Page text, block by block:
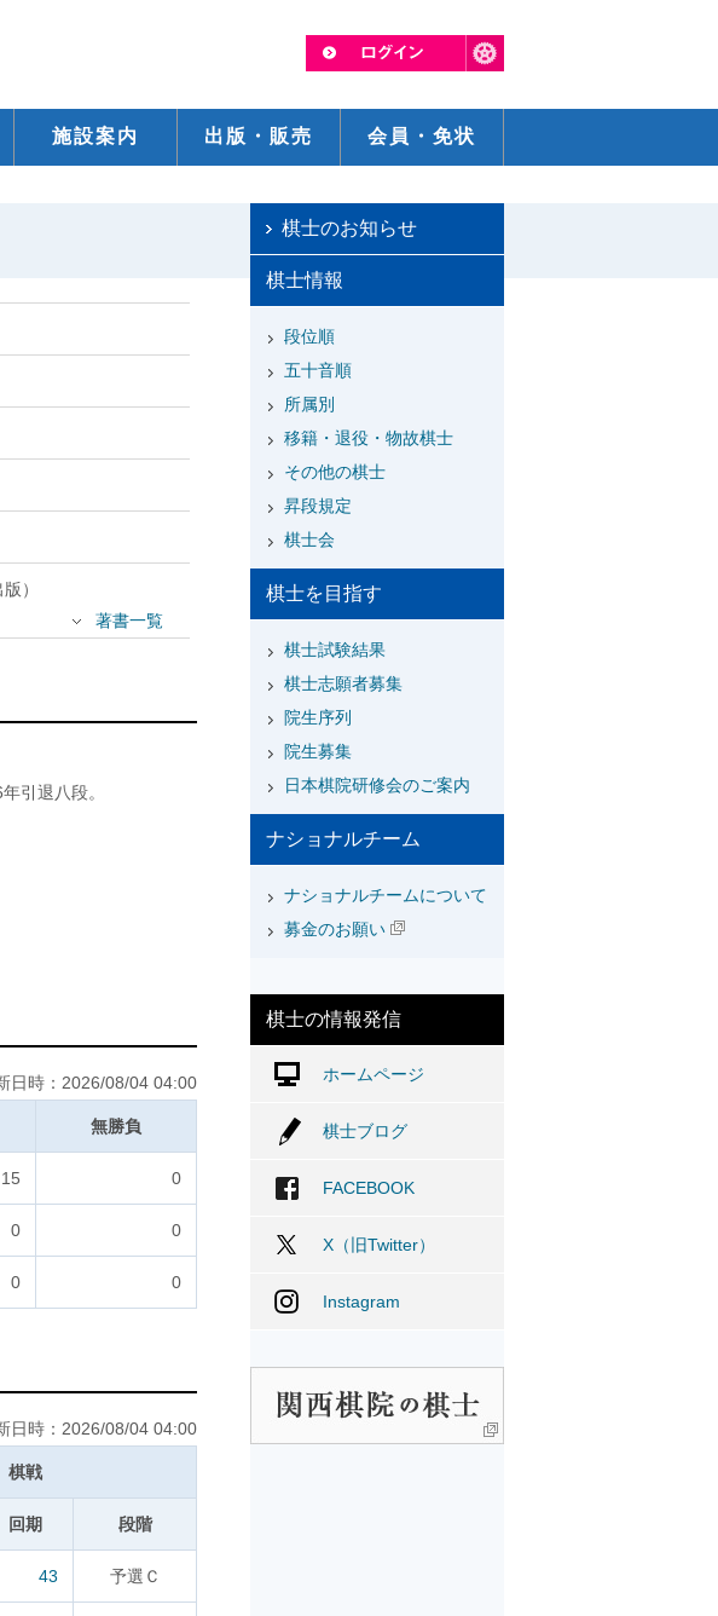
施設案内 出版・販売 会員・免状
）
著書一覧
引退八段。
日時：2026/08/04 04:00
無勝負
15 0
0 0
0 0
日時：2026/08/04 04:00
棋戦
回期 段階
43 予選Ｃ
棋士のお知らせ
棋士情報
段位順
五十音順
所属別
移籍・退役・物故棋士
その他の棋士
昇段規定
棋士会
棋士を目指す
棋士試験結果
棋士志願者募集
院生序列
院生募集
日本棋院研修会のご案内
ナショナルチーム
ナショナルチームについて
募金のお願い
棋士の情報発信
ホームページ
棋士ブログ
FACEBOOK
X（旧Twitter）
Instagram